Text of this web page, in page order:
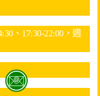
、17:30-22:00，週